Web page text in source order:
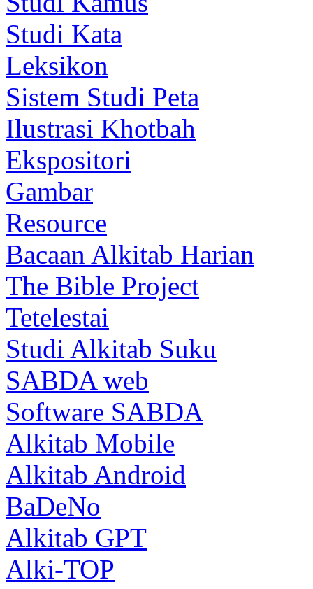
Studi Kata
Leksikon
Sistem Studi Peta
Ilustrasi Khotbah
Ekspositori
Gambar
Resource
Bacaan Alkitab Harian
The Bible Project
Tetelestai
Studi Alkitab Suku
SABDA web
Software SABDA
Alkitab Mobile
Alkitab Android
BaDeNo
Alkitab GPT
Alki-TOP